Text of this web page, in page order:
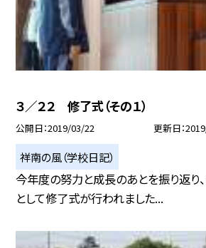
３／２２ 修了式（その１）
公開日 2019/03/22 更新日
祥南の風（学校日記）
今年度の努力と成長のあとを振り返り
として修了式が行われました...